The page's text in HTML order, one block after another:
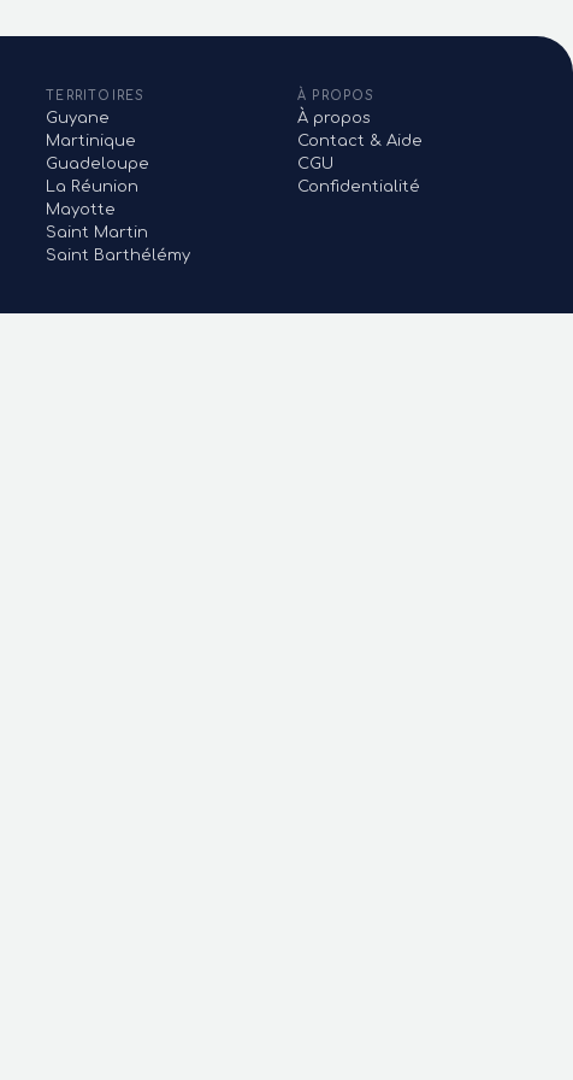
TERRITOIRES
Guyane
Martinique
Guadeloupe
La Réunion
Mayotte
Saint Martin
Saint Barthélémy
À PROPOS
À propos
Contact & Aide
CGU
Confidentialité